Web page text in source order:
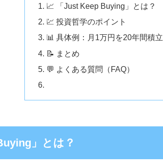
📈 「Just Keep Buying」とは？
💹 投資哲学のポイント
📊 具体例：月1万円を20年間積立
📝 まとめ
💬 よくある質問（FAQ）
」とは？